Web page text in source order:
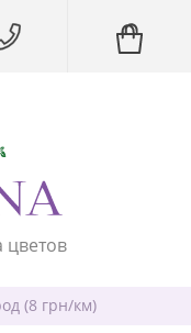
цветов
(8 грн/км)